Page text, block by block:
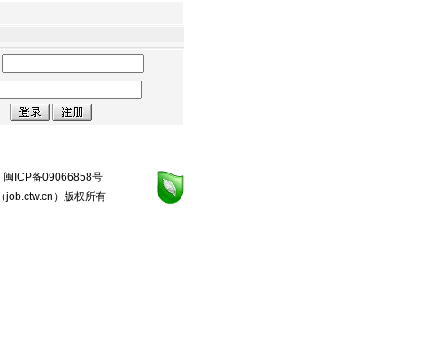
闽ICP备09066858号
（job.ctw.cn ）版权所有